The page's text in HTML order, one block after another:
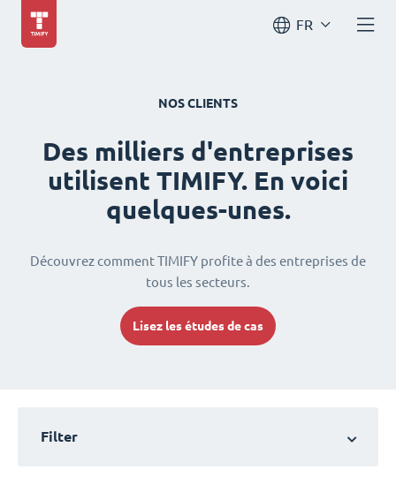
FR
NOS CLIENTS
Des milliers d'entreprises
utilisent TIMIFY. En voici
quelques-unes.
Découvrez comment TIMIFY profite à des entreprises de
tous les secteurs.
Lisez les études de cas
Filter